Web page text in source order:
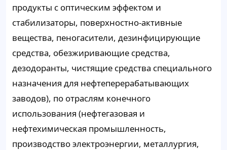
продукты с оптическим эффектом и
стабилизаторы, поверхностно-активные
вещества, пеногасители, дезинфицирующие
средства, обезжиривающие средства,
дезодоранты, чистящие средства специального
назначения для нефтеперерабатывающих
заводов), по отраслям конечного
использования (нефтегазовая и
нефтехимическая промышленность,
производство электроэнергии, металлургия,